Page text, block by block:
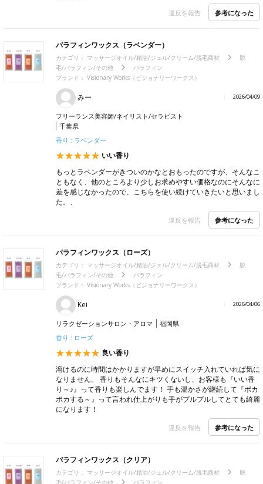
違反を報告 参考になった
パラフィンワックス（ラベンダー）
カテゴリ： マッサージオイル/精油/ジェル/クリーム/脱毛商材
脱
毛/パラフィン/その他
パラフィン
ブランド： Visionary Works（ビジョナリーワークス）
みー 2026/04/09
フリーランス美容師/ネイリスト/セラピスト
千葉県
香り : ラベンダー
いい香り
もっとラベンダーがきついのかなとおもったのですが、そんなこ
ともなく、他のところより少しお求めやすい価格なのにそんなに
差を感じなかったので、こちらを使い続けていきたいと思いまし
た。、
違反を報告 参考になった
パラフィンワックス（ローズ）
カテゴリ： マッサージオイル/精油/ジェル/クリーム/脱毛商材
脱
毛/パラフィン/その他
パラフィン
ブランド： Visionary Works（ビジョナリーワークス）
Kei 2026/04/06
リラクゼーションサロン・アロマ
福岡県
香り : ローズ
良い香り
溶けるのに時間はかかりますが早めにスイッチ入れていれば気に
なりません。 香りもそんなにキツくないし、お客様も『いい香
り～♪』って香りも楽しんでます！ 手も温かさが継続して『ポカ
ポカする～』って言われ仕上がりも手がプルプルしてとても綺麗
になります！
違反を報告 参考になった
パラフィンワックス（クリア）
カテゴリ： マッサージオイル/精油/ジェル/クリーム/脱毛商材
脱
毛/パラフィン/その他
パラフィン